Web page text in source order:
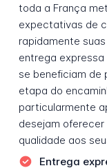
toda a França
expectativas de
rapidamente
entrega
se beneficiam de
etapa do
particularmente
desejam
qualidade aos
Entrega